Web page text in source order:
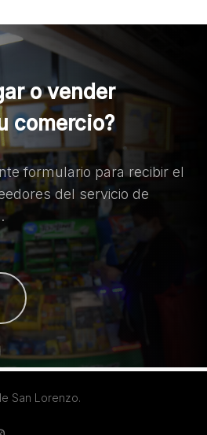
o vender
comercio?
formulario para recibir el
del servicio de
San Lorenzo.